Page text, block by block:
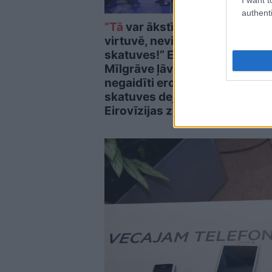
“Tā var ākstīties savā
virtuvē, nevis uz
skatuves!” Elita
Mīlgrāve ļāvusies
negaidīti erotiskai
skatuves deja ar
Eirovīzijas zvaigzni